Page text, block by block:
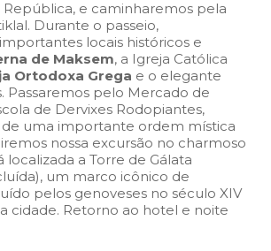
e caminharemos pela
Durante o passeio,
locais históricos e
de Maksem, a Igreja Católica
Ortodoxa Grega e o elegante
Passaremos pelo Mercado de
de Dervixes Rodopiantes,
uma importante ordem mística
nossa excursão no charmoso
localizada a Torre de Gálata
um marco icônico de
pelos genoveses no século XIV
cidade. Retorno ao hotel e noite